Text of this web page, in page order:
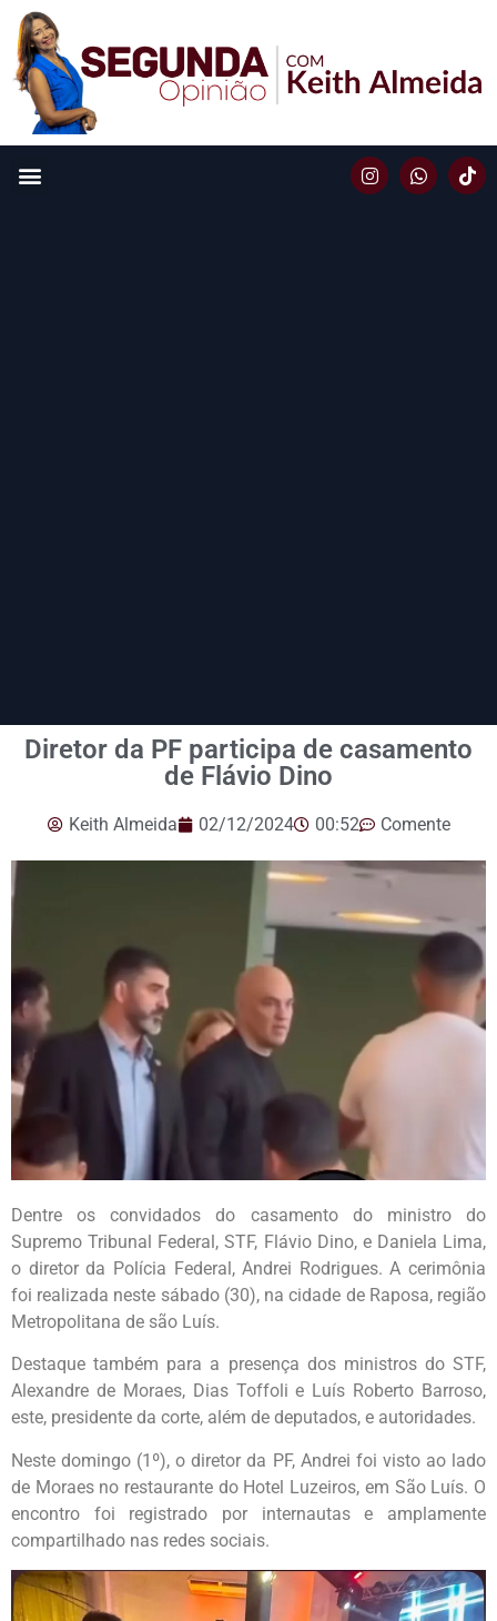
Diretor da PF participa de casamento
de Flávio Dino
Keith Almeida 02/12/2024 00:52 Comente
Dentre os convidados do casamento do ministro do
Supremo Tribunal Federal, STF, Flávio Dino, e Daniela Lima,
o diretor da Polícia Federal, Andrei Rodrigues. A cerimônia
foi realizada neste sábado (30), na cidade de Raposa, região
Metropolitana de são Luís.
Destaque também para a presença dos ministros do STF,
Alexandre de Moraes, Dias Toffoli e Luís Roberto Barroso,
este, presidente da corte, além de deputados, e autoridades.
Neste domingo (1º), o diretor da PF, Andrei foi visto ao lado
de Moraes no restaurante do Hotel Luzeiros, em São Luís. O
encontro foi registrado por internautas e amplamente
compartilhado nas redes sociais.